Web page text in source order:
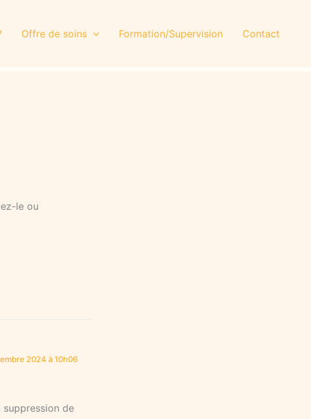
Offre de soins Formation/Supervision Contact
le ou
2024 à 10h06
de